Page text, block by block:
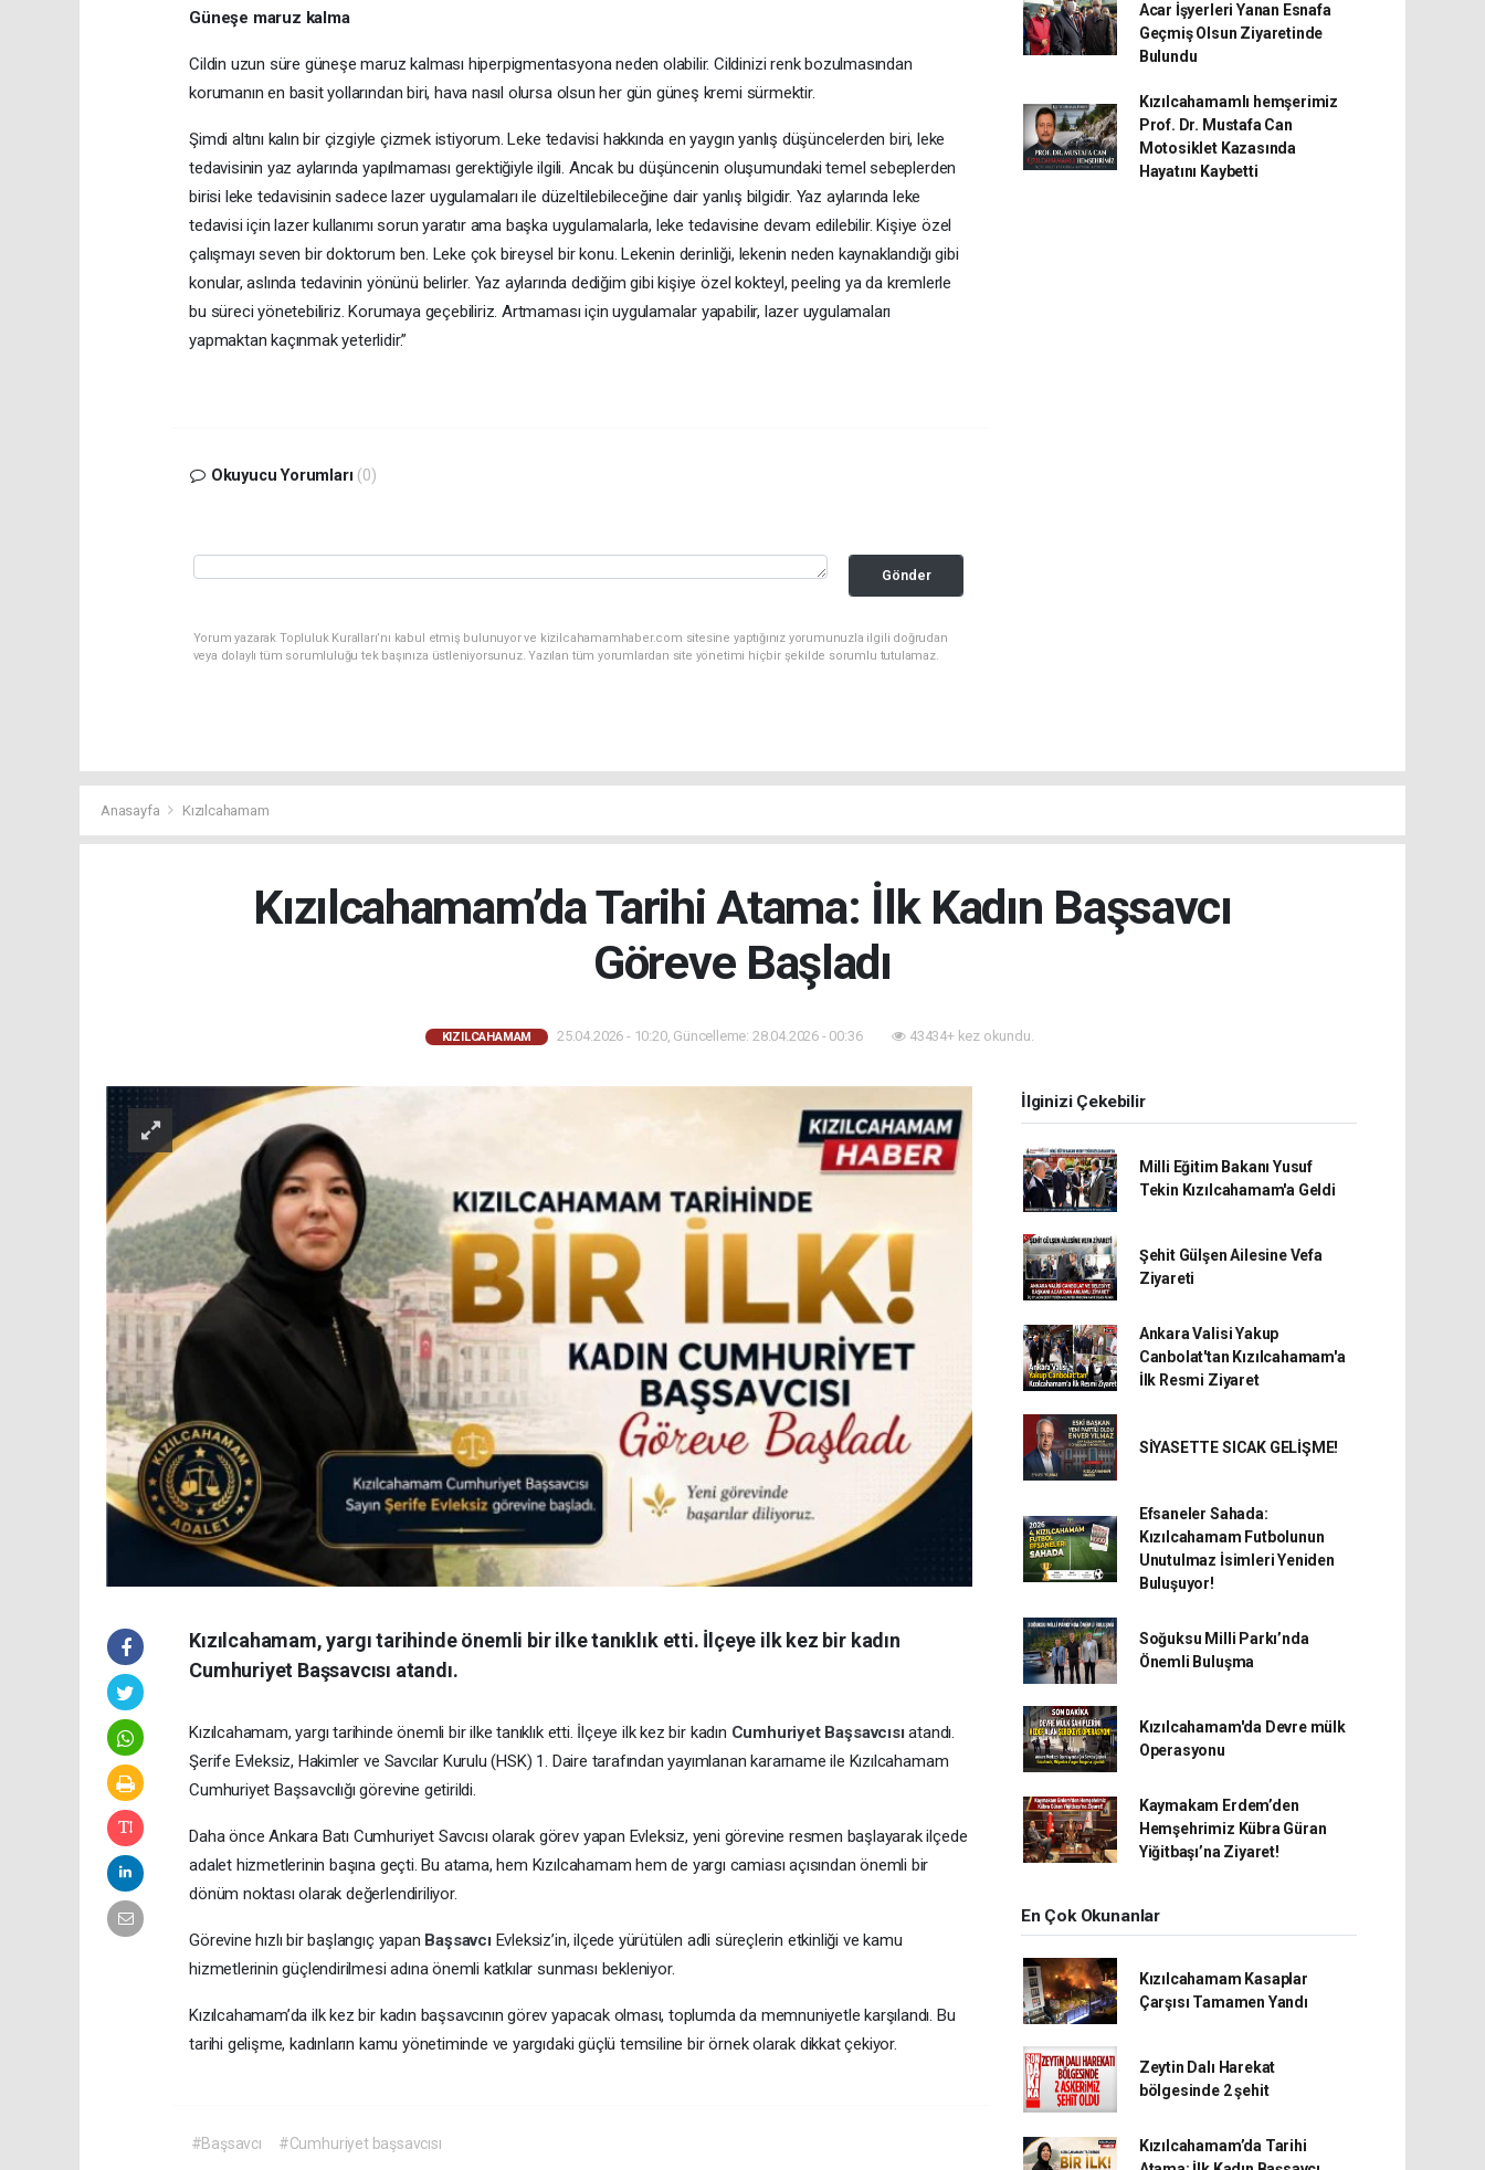
Güneşe maruz kalma
Cildin uzun süre güneşe maruz kalması hiperpigmentasyona neden olabilir. Cildinizi renk bozulmasından
korumanın en basit yollarından biri, hava nasıl olursa olsun her gün güneş kremi sürmektir.
Şimdi altını kalın bir çizgiyle çizmek istiyorum. Leke tedavisi hakkında en yaygın yanlış düşüncelerden biri, leke
tedavisinin yaz aylarında yapılmaması gerektiğiyle ilgili. Ancak bu düşüncenin oluşumundaki temel sebeplerden
birisi leke tedavisinin sadece lazer uygulamaları ile düzeltilebileceğine dair yanlış bilgidir. Yaz aylarında leke
tedavisi için lazer kullanımı sorun yaratır ama başka uygulamalarla, leke tedavisine devam edilebilir. Kişiye özel
çalışmayı seven bir doktorum ben. Leke çok bireysel bir konu. Lekenin derinliği, lekenin neden kaynaklandığı gibi
konular, aslında tedavinin yönünü belirler. Yaz aylarında dediğim gibi kişiye özel kokteyl, peeling ya da kremlerle
bu süreci yönetebiliriz. Korumaya geçebiliriz. Artmaması için uygulamalar yapabilir, lazer uygulamaları
yapmaktan kaçınmak yeterlidir.”
Okuyucu Yorumları (0)
Gönder
Yorum yazarak Topluluk Kuralları’nı kabul etmiş bulunuyor ve kizilcahamamhaber.com sitesine yaptığınız yorumunuzla ilgili doğrudan
veya dolaylı tüm sorumluluğu tek başınıza üstleniyorsunuz. Yazılan tüm yorumlardan site yönetimi hiçbir şekilde sorumlu tutulamaz.
Acar İşyerleri Yanan Esnafa
Geçmiş Olsun Ziyaretinde
Bulundu
Kızılcahamamlı hemşerimiz
Prof. Dr. Mustafa Can
Motosiklet Kazasında
Hayatını Kaybetti
Anasayfa Kızılcahamam
Kızılcahamam’da Tarihi Atama: İlk Kadın Başsavcı
Göreve Başladı
KIZILCAHAMAM 25.04.2026 - 10:20, Güncelleme: 28.04.2026 - 00:36 43434+ kez okundu.
Kızılcahamam, yargı tarihinde önemli bir ilke tanıklık etti. İlçeye ilk kez bir kadın
Cumhuriyet Başsavcısı atandı.
Kızılcahamam, yargı tarihinde önemli bir ilke tanıklık etti. İlçeye ilk kez bir kadın Cumhuriyet Başsavcısıatandı.
Şerife Evleksiz, Hakimler ve Savcılar Kurulu (HSK) 1. Daire tarafından yayımlanan kararname ile Kızılcahamam
Cumhuriyet Başsavcılığı görevine getirildi.
Daha önce Ankara Batı Cumhuriyet Savcısı olarak görev yapan Evleksiz, yeni görevine resmen başlayarak ilçede
adalet hizmetlerinin başına geçti. Bu atama, hem Kızılcahamam hem de yargı camiası açısından önemli bir
dönüm noktası olarak değerlendiriliyor.
Görevine hızlı bir başlangıç yapan Başsavcı Evleksiz’in, ilçede yürütülen adli süreçlerin etkinliği ve kamu
hizmetlerinin güçlendirilmesi adına önemli katkılar sunması bekleniyor.
Kızılcahamam’da ilk kez bir kadın başsavcının görev yapacak olması, toplumda da memnuniyetle karşılandı. Bu
tarihi gelişme, kadınların kamu yönetiminde ve yargıdaki güçlü temsiline bir örnek olarak dikkat çekiyor.
#Başsavcı #Cumhuriyet başsavcısı
İlginizi Çekebilir
Milli Eğitim Bakanı Yusuf
Tekin Kızılcahamam'a Geldi
Şehit Gülşen Ailesine Vefa
Ziyareti
Ankara Valisi Yakup
Canbolat'tan Kızılcahamam'a
İlk Resmi Ziyaret
SİYASETTE SICAK GELİŞME!
Efsaneler Sahada:
Kızılcahamam Futbolunun
Unutulmaz İsimleri Yeniden
Buluşuyor!
Soğuksu Milli Parkı’nda
Önemli Buluşma
Kızılcahamam'da Devre mülk
Operasyonu
Kaymakam Erdem’den
Hemşehrimiz Kübra Güran
Yiğitbaşı’na Ziyaret!
En Çok Okunanlar
Kızılcahamam Kasaplar
Çarşısı Tamamen Yandı
Zeytin Dalı Harekat
bölgesinde 2 şehit
Kızılcahamam’da Tarihi